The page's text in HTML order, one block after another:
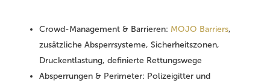
Crowd-Management & Barrieren: MOJO Barriers,
zusätzliche Absperrsysteme, Sicherheitszonen,
Druckentlastung, definierte Rettungswege
Absperrungen & Perimeter: Polizeigitter und